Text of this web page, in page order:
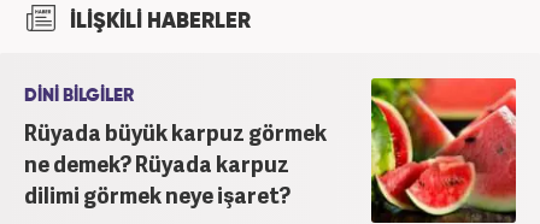
İLİŞKİLİ HABERLER
DİNİ BİLGİLER
Rüyada büyük karpuz görmek
ne demek? Rüyada karpuz
dilimi görmek neye işaret?